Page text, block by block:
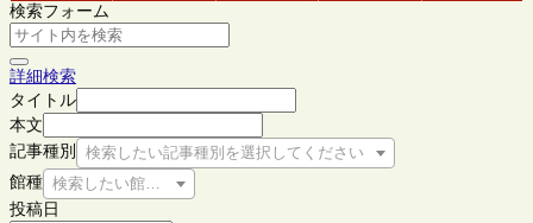
検索フォーム
詳細検索
タイトル
本文
記事種別
検索したい記事種別を選択してください
館種 検索したい館種を選択してください
投稿日